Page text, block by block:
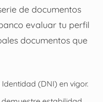
de documentos
evaluar tu perfil
documentos que
(DNI) en vigor.